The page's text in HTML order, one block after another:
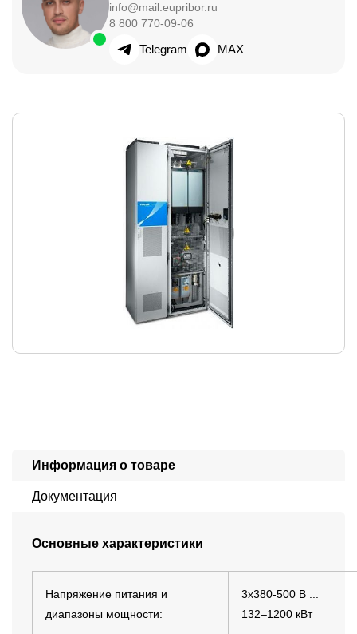
info@mail.eupribor.ru
8 800 770-09-06
Telegram MAX
Информация о товаре
Документация
Основные характеристики
Напряжение питания и
диапазоны мощности:
3x380-500 В ...
132–1200 кВт